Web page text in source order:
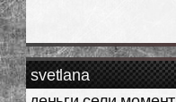
svetlana